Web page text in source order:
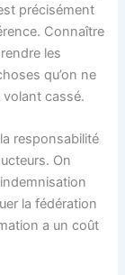
précisément
Connaître
les
qu’on ne
cassé.
responsabilité
On
la fédération
a un coût